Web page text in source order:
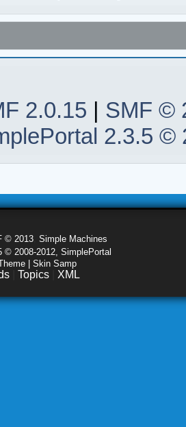
2.0.15 | SMF ©
2.3.5 ©
© 2013 Simple Machines
© 2008-2012, SimplePortal
| Skin Samp
Topics XML